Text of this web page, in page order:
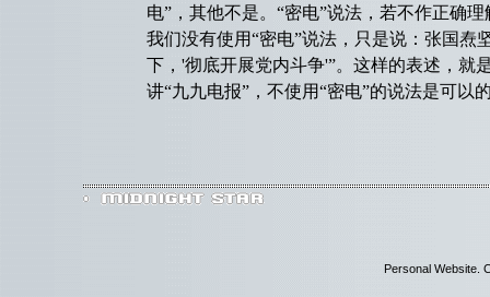
电”，其他不是。“密电”说法，若不作正确
我们没有使用“密电”说法，只是说：张国焘
下，'彻底开展党内斗争'”。这样的表述，就
讲“九九电报”，不使用“密电”的说法是可以
Personal Website.